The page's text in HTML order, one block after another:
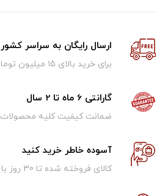
ارسال رایگان به سراسر کشور
برای خرید بالای ۱5 میلیون تومان
گارانتی 6 ماه تا 2 سال
ضمانت کیفیت کلیه محصولات
آسوده خاطر خرید کنید
کالای فروخته شده تا 30 روز با احترام پس گرفته می شود.